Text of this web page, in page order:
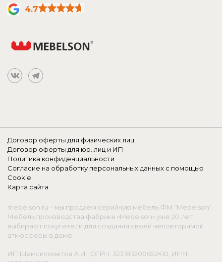
4.7
Договор оферты для физических лиц
Договор оферты для юр. лиц и ИП
Политика конфиденциальности
Согласие на обработку персональных данных с помощью
Cookie
Карта сайта
mebelson.ru – мы продаем серийную мебель ФМ "Mebelson".
Мебель производства фабрики «Mebelson» уже 20 лет
выбирают покупатели для создания своей неповторимой
атмосферы в доме.
ИП Шамсияхметов А.И., ОГРН: 323183200022410, ИНН: